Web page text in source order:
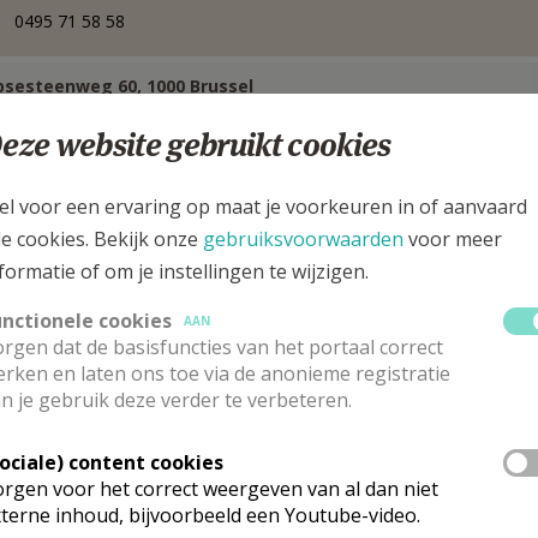
0495 71 58 58
60, 1000 Brussel
Nederlandstalige
website gebruikt cookies
voor een ervaring op maat je voorkeuren in of aanvaard
cookies. Bekijk onze gebruiksvoorwaarden voor meer
of om je instellingen te wijzigen.
cookies
AAN
dat de basisfuncties van het portaal correct
en laten ons toe via de anonieme registratie
je gebruik deze verder te verbeteren.
content cookies
voor het correct weergeven van al dan niet
inhoud, bijvoorbeeld een Youtube-video.